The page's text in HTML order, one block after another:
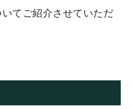
てご紹介させていただ